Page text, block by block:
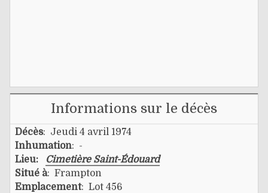
Informations sur le décès
Décès: Jeudi 4 avril 1974
Inhumation: -
Lieu:
Cimetière Saint-Édouard
Situé à: Frampton
Emplacement: Lot 456